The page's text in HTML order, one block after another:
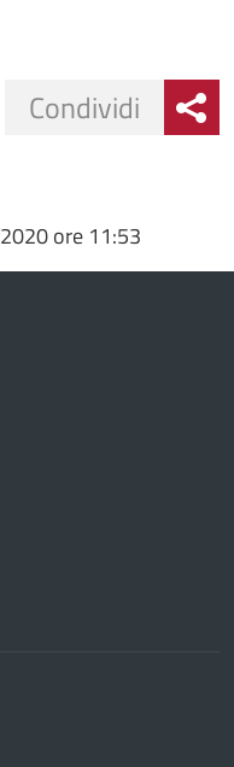
su
Facebook
Condividi
su
Condividi
Condividi
ore 11:53